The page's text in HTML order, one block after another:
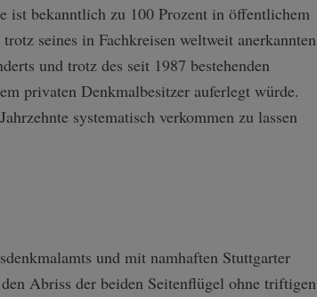
ist bekanntlich zu 100 Prozent in öffentlichem
seines in Fachkreisen weltweit anerkannten
und trotz des seit 1987 bestehenden
privaten Denkmalbesitzer auferlegt würde.
systematisch verkommen zu lassen
und mit namhaften Stuttgarter
Abriss der beiden Seitenflügel ohne triftigen